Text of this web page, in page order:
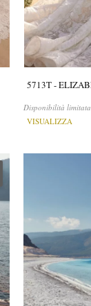
5713T -
Disponibilità limitata
VISUALIZZA